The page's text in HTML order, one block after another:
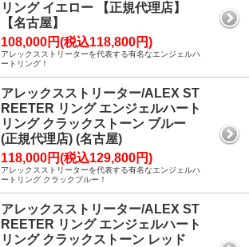
リング イエロー 【正規代理店】
【名古屋】
108,000円(税込118,800円)
アレックスストリーターを代表する有名なエンジェルハ
ートリング！
アレックスストリーター/ALEX ST
REETER リング エンジェルハート
リング クラックストーン ブルー
(正規代理店) (名古屋)
118,000円(税込129,800円)
アレックスストリーターを代表する有名なエンジェルハ
ートリング クラックブルー！
アレックスストリーター/ALEX ST
REETER リング エンジェルハート
リング クラックストーン レッド